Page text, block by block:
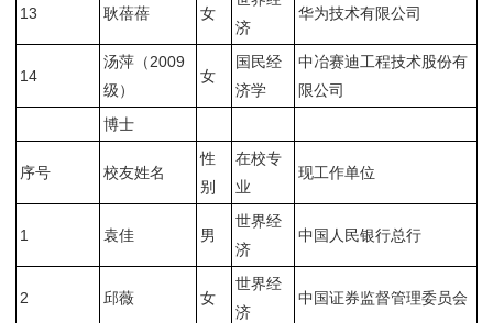
13 耿蓓蓓 女
济
华为技术有限公司
14
汤萍（2009
级）
女
国民经
济学
中冶赛迪工程技术股份有
限公司
博士
序号 校友姓名
性
别
在校专
业
现工作单位
1 袁佳 男
世界经
济
中国人民银行总行
2 邱薇 女
世界经
济
中国证券监督管理委员会